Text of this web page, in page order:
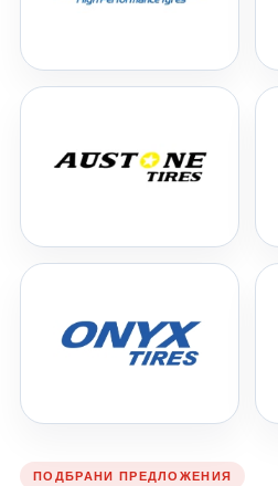
ПОДБРАНИ ПРЕДЛОЖЕНИЯ